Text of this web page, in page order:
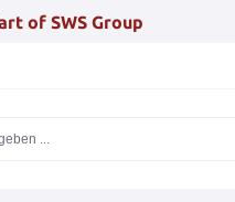
of SWS Group